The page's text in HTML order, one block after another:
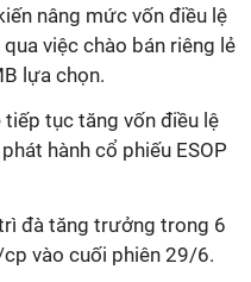
nâng mức vốn điều lệ
việc chào bán riêng lẻ
lựa chọn.
tiếp tục tăng vốn điều lệ
hành cổ phiếu ESOP
đà tăng trưởng trong 6
vào cuối phiên 29/6.